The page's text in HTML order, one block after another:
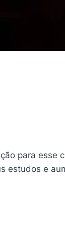
para esse
estudos e